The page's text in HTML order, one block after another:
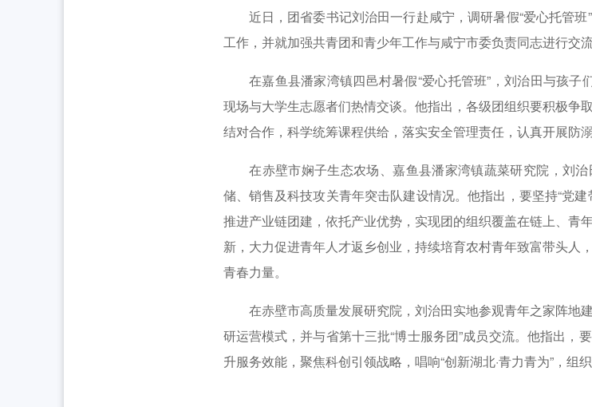
2026年湖北省大学生志愿服务西部计划志愿者岗前培训班结业式暨赴湖北服务西部计
全省中学团组织书记培训班举办 [2026-07-28]
2026年“创青春”湖北青年创新创业大赛乡村振兴专项决赛在孝昌举办 [2026-07-25]
近日，团省委书记刘治田一行赴咸宁，调研暑假“爱心托管班
工作，并就加强共青团和青少年工作与咸宁市委负责同志进行交流
在嘉鱼县潘家湾镇四邑村暑假“爱心托管班”，刘治田与孩子
现场与大学生志愿者们热情交谈。他指出，各级团组织要积极争
结对合作，科学统筹课程供给，落实安全管理责任，认真开展防
在赤壁市娴子生态农场、嘉鱼县潘家湾镇蔬菜研究院，刘治
储、销售及科技攻关青年突击队建设情况。他指出，要坚持“党
推进产业链团建，依托产业优势，实现团的组织覆盖在链上、青
新，大力促进青年人才返乡创业，持续培育农村青年致富带头人
青春力量。
在赤壁市高质量发展研究院，刘治田实地参观青年之家阵地建
研运营模式，并与省第十三批“博士服务团”成员交流。他指出，
升服务效能，聚焦科创引领战略，唱响“创新湖北·青力青为”，组